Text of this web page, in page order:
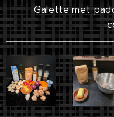
Galette met